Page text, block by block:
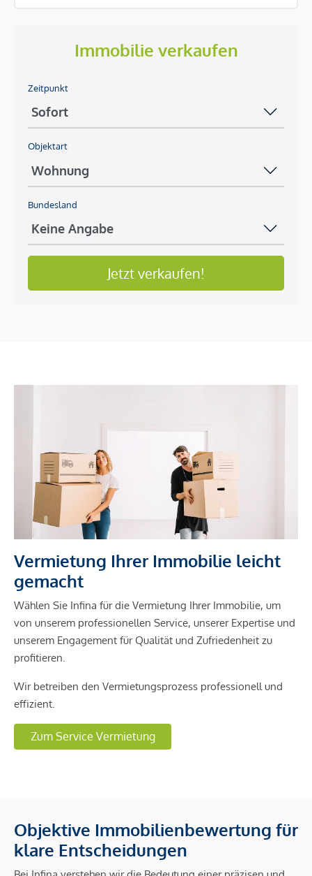
Immobilie verkaufen
Zeitpunkt
Objektart
Bundesland
Jetzt verkaufen!
Vermietung Ihrer Immobilie leicht
gemacht
Wählen Sie Infina für die Vermietung Ihrer Immobilie, um
von unserem professionellen Service, unserer Expertise und
unserem Engagement für Qualität und Zufriedenheit zu
profitieren.
Wir betreiben den Vermietungsprozess professionell und
effizient.
Zum Service Vermietung
Objektive Immobilienbewertung für
klare Entscheidungen